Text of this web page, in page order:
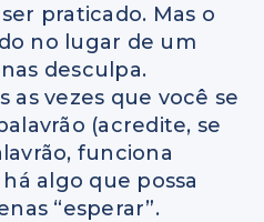
praticado. Mas o
no lugar de um
desculpa.
as vezes que você se
(acredite, se
funciona
algo que possa
“esperar”.